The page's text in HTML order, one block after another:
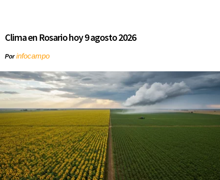
Clima en Rosario hoy 9 agosto 2026
Porinfocampo